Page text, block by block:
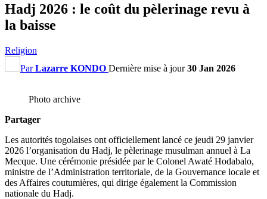
Hadj 2026 : le coût du pèlerinage revu à
la baisse
Religion
ParLazarre KONDO Dernière mise à jour30 Jan 2026
Photo archive
Partager
Les autorités togolaises ont officiellement lancé ce jeudi 29 janvier
2026 l’organisation du Hadj, le pèlerinage musulman annuel à La
Mecque. Une cérémonie présidée par le Colonel Awaté Hodabalo,
ministre de l’Administration territoriale, de la Gouvernance locale et
des Affaires coutumières, qui dirige également la Commission
nationale du Hadj.